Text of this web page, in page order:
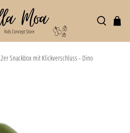
2er Snackbox mit Klickverschluss - Dino